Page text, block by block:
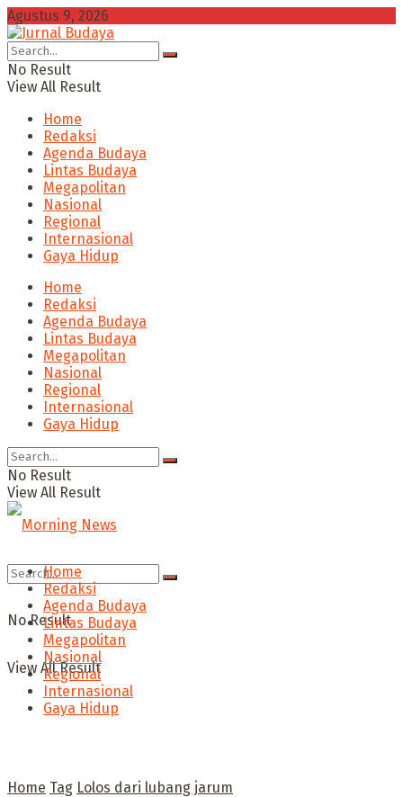
Agustus 9, 2026
No Result
View All Result
Home
Redaksi
Agenda Budaya
Lintas Budaya
Megapolitan
Nasional
Regional
Internasional
Gaya Hidup
Home
Redaksi
Agenda Budaya
Lintas Budaya
Megapolitan
Nasional
Regional
Internasional
Gaya Hidup
No Result
View All Result
No Result
View All Result
Home
Redaksi
Agenda Budaya
Lintas Budaya
Megapolitan
Nasional
Regional
Internasional
Gaya Hidup
Home Tag Lolos dari lubang jarum